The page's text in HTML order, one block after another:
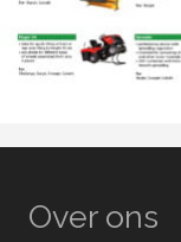
Over ons